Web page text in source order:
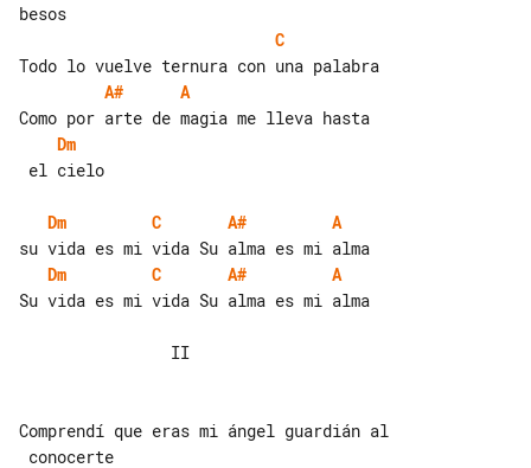
C
A#
A
Dm
Dm C A#
A
Dm
C A#
A
Su vida es mi vida Su alma es mi alma
Comprendí que eras mi ángel guardián al